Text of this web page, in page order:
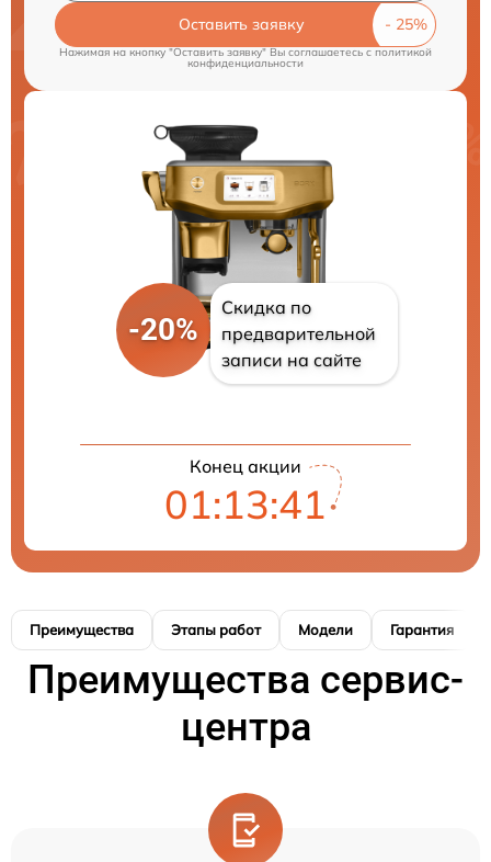
Оставить заявку
Нажимая на кнопку "Оставить заявку" Вы соглашаетесь cполитикой
конфиденциальности
-20%
Скидка по
предварительной
записи на сайте
Конец акции
01:13:40
Преимущества Этапы работ Модели Гарантия
Преимущества сервис-
центра